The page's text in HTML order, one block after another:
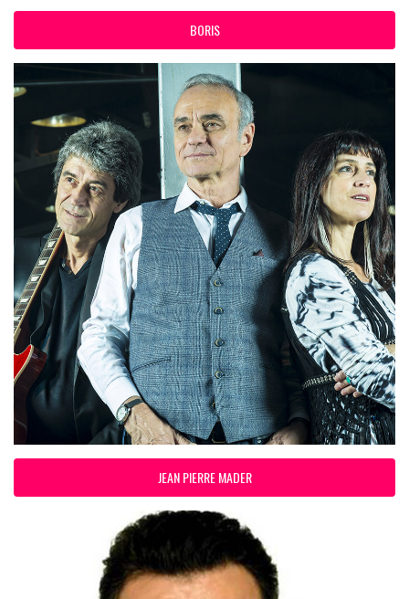
BORIS
JEAN PIERRE MADER